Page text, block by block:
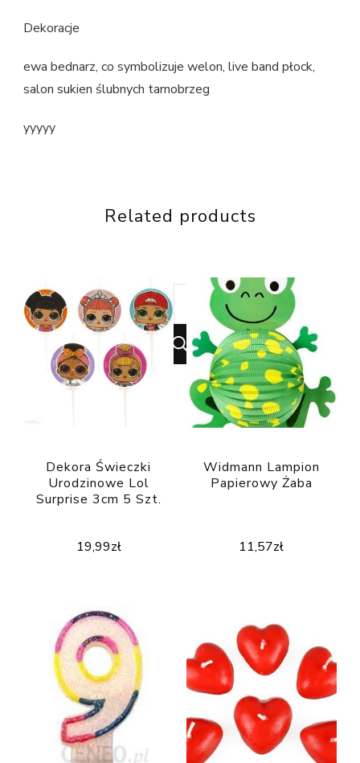
Dekoracje
ewa bednarz, co symbolizuje welon, live band płock,
salon sukien ślubnych tarnobrzeg
yyyyy
Related products
Dekora Świeczki
Urodzinowe Lol
Surprise 3cm 5 Szt.
19,99zł
Widmann Lampion
Papierowy Żaba
11,57zł
Looking
for
Something?